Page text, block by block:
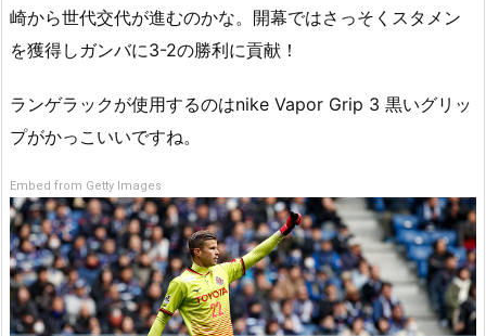
崎から世代交代が進むのかな。開幕ではさっそくスタメン
を獲得しガンバに3-2の勝利に貢献！
ランゲラックが使用するのはnike Vapor Grip 3 黒いグリッ
プがかっこいいですね。
Embed from Getty Images